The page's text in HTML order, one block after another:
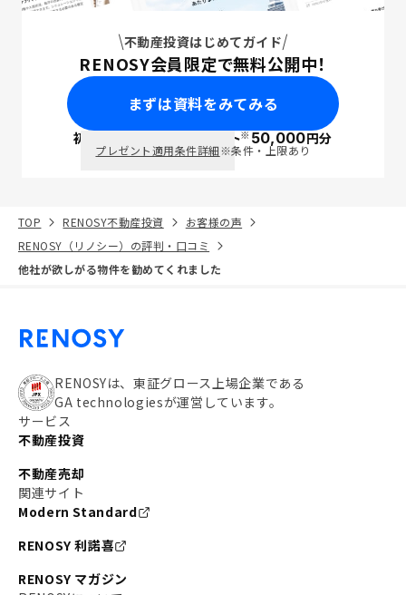
不動産投資はじめてガイド
RENOSY会員限定で無料公開中！
まずは資料をみてみる
初回面談で ポイント※50,000円分
プレゼント適用条件詳細※条件・上限あり
TOP RENOSY不動産投資
お客様の声
RENOSY（リノシー）の評判・口コミ
他社が欲しがる物件を勧めてくれました
RENOSYは、東証グロース上場企業である
GA technologiesが運営しています。
サービス
不動産投資
不動産売却
関連サイト
Modern Standard
RENOSY 利諾喜
RENOSY マガジン